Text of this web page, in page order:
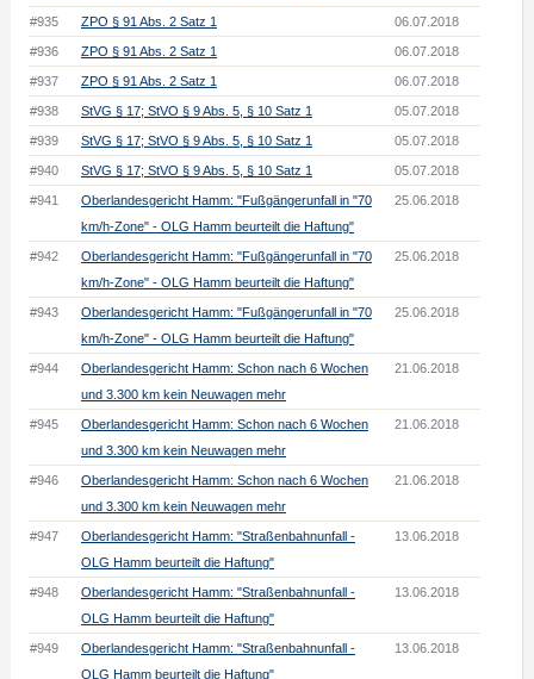
#935 ZPO § 91 Abs. 2 Satz 1 06.07.2018
#936 ZPO § 91 Abs. 2 Satz 1 06.07.2018
#937 ZPO § 91 Abs. 2 Satz 1 06.07.2018
#938 StVG § 17; StVO § 9 Abs. 5, § 10 Satz 1 05.07.2018
#939 StVG § 17; StVO § 9 Abs. 5, § 10 Satz 1 05.07.2018
#940 StVG § 17; StVO § 9 Abs. 5, § 10 Satz 1 05.07.2018
#941
Oberlandesgericht Hamm: "Fußgängerunfall in "70
km/h-Zone" - OLG Hamm beurteilt die Haftung"
25.06.2018
#942
Oberlandesgericht Hamm: "Fußgängerunfall in "70
km/h-Zone" - OLG Hamm beurteilt die Haftung"
25.06.2018
#943
Oberlandesgericht Hamm: "Fußgängerunfall in "70
km/h-Zone" - OLG Hamm beurteilt die Haftung"
25.06.2018
#944
Oberlandesgericht Hamm: Schon nach 6 Wochen
und 3.300 km kein Neuwagen mehr
21.06.2018
#945
Oberlandesgericht Hamm: Schon nach 6 Wochen
und 3.300 km kein Neuwagen mehr
21.06.2018
#946
Oberlandesgericht Hamm: Schon nach 6 Wochen
und 3.300 km kein Neuwagen mehr
21.06.2018
#947
Oberlandesgericht Hamm: "Straßenbahnunfall -
OLG Hamm beurteilt die Haftung"
13.06.2018
#948
Oberlandesgericht Hamm: "Straßenbahnunfall -
OLG Hamm beurteilt die Haftung"
13.06.2018
#949
Oberlandesgericht Hamm: "Straßenbahnunfall -
OLG Hamm beurteilt die Haftung"
13.06.2018